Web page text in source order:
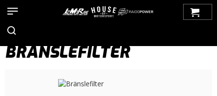
Bränslesystem
BRÄNSLEFILTER